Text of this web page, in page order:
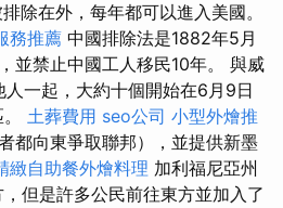
除在外，每年都可以進入美國。
務推薦 中國排除法是1882年5月
並禁止中國工人移民10年。 與威
人一起，大約十個開始在6月9日
土葬費用 seo公司 小型外燴推
都向東爭取聯邦），並提供新墨
緻自助餐外燴料理 加利福尼亞州
但是許多公民前往東方並加入了